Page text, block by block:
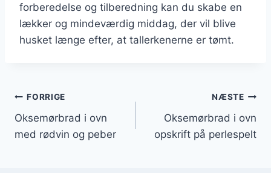
forberedelse og tilberedning kan du skabe en
lækker og mindeværdig middag, der vil blive
husket længe efter, at tallerkenerne er tømt.
Indlægsnavigation
FORRIGE
Oksemørbrad i ovn
med rødvin og peber
NÆSTE
Oksemørbrad i ovn
opskrift på perlespelt